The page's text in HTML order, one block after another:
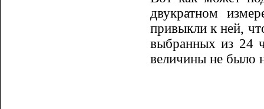
двукратном
привыкли к ней,
выбранных из 24
величины не было